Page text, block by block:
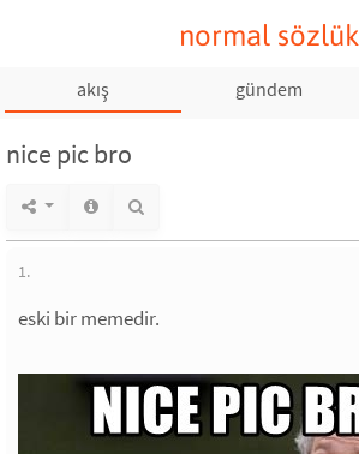
normal sözlük
akış gündem
nice pic bro
1.
eski bir memedir.